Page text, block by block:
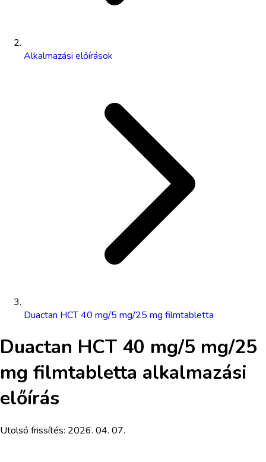
Alkalmazási előírások
Duactan HCT 40 mg/5 mg/25 mg filmtabletta
Duactan HCT 40 mg/5 mg/25
mg filmtabletta alkalmazási
előírás
Utolsó frissítés: 2026. 04. 07.